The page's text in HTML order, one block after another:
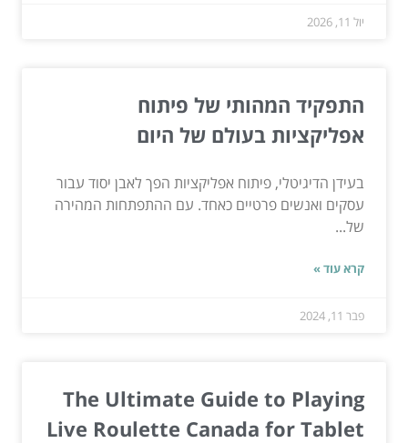
יול 11, 2026
התפקיד המהותי של פיתוח
אפליקציות בעולם של היום
בעידן הדיגיטלי, פיתוח אפליקציות הפך לאבן יסוד עבור
עסקים ואנשים פרטיים כאחד. עם ההתפתחות המהירה
של...
קרא עוד »
פבר 11, 2024
The Ultimate Guide to Playing
Live Roulette Canada for Tablet